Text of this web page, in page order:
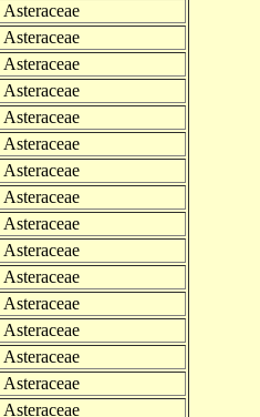
Asteraceae
Asteraceae
Asteraceae
Asteraceae
Asteraceae
Asteraceae
Asteraceae
Asteraceae
Asteraceae
Asteraceae
Asteraceae
Asteraceae
Asteraceae
Asteraceae
Asteraceae
Asteraceae